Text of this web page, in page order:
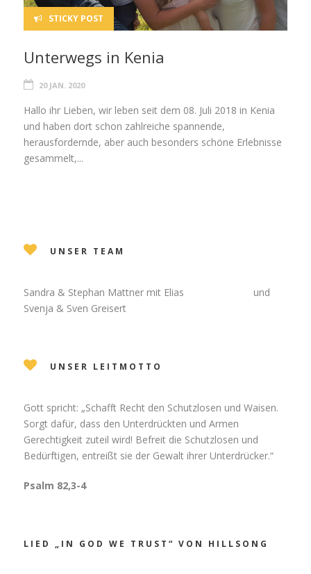
STICKY POST
Unterwegs in Kenia
20 JAN. 2020
Hallo ihr Lieben, wir leben seit dem 08. Juli 2018 in Kenia
und haben dort schon zahlreiche spannende,
herausfordernde, aber auch besonders schöne Erlebnisse
gesammelt,...
UNSER TEAM
Sandra & Stephan Mattner mit Elias und
Svenja & Sven Greisert
UNSER LEITMOTTO
Gott spricht: „Schafft Recht den Schutzlosen und Waisen.
Sorgt dafür, dass den Unterdrückten und Armen
Gerechtigkeit zuteil wird! Befreit die Schutzlosen und
Bedürftigen, entreißt sie der Gewalt ihrer Unterdrücker.“
Psalm 82,3-4
LIED „IN GOD WE TRUST“ VON HILLSONG